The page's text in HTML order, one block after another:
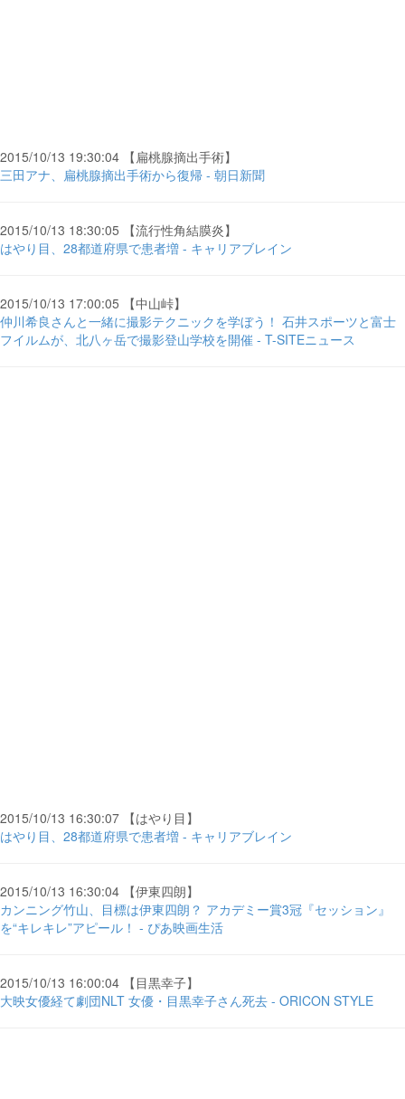
2015/10/13 19:30:04 【扁桃腺摘出手術】
三田アナ、扁桃腺摘出手術から復帰 - 朝日新聞
2015/10/13 18:30:05 【流行性角結膜炎】
はやり目、28都道府県で患者増 - キャリアブレイン
2015/10/13 17:00:05 【中山峠】
仲川希良さんと一緒に撮影テクニックを学ぼう！ 石井スポーツと富士
フイルムが、北八ヶ岳で撮影登山学校を開催 - T-SITEニュース
2015/10/13 16:30:07 【はやり目】
はやり目、28都道府県で患者増 - キャリアブレイン
2015/10/13 16:30:04 【伊東四朗】
カンニング竹山、目標は伊東四朗？ アカデミー賞3冠『セッション』
を“キレキレ”アピール！ - ぴあ映画生活
2015/10/13 16:00:04 【目黒幸子】
大映女優経て劇団NLT 女優・目黒幸子さん死去 - ORICON STYLE